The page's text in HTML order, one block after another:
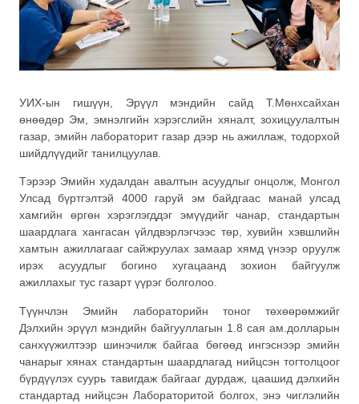
УИХ-ын гишүүн, Эрүүл мэндийн сайд Т.Мөнхсайхан
өнөөдөр Эм, эмнэлгийн хэрэгслийн хяналт, зохицуулалтын
газар, эмийн лабораторит газар дээр нь ажиллаж, тодорхой
шийдлүүдийг танилцуулав.
Тэрээр Эмийн худалдан авалтын асуудлыг онцолж, Монгол
Улсад бүртгэлтэй 4000 гаруй эм байдгаас манай улсад
хамгийн өргөн хэрэглэгддэг эмүүдийг чанар, стандартын
шаардлага хангасан үйлдвэрлэгчээс төр, хувийн хэвшлийн
хамтын ажиллагааг сайжруулах замаар хямд үнээр оруулж
ирэх асуудлыг богино хугацаанд зохион байгуулж
ажиллахыг тус газарт үүрэг болголоо.
Түүнчлэн Эмийн лабораторийн тоног төхөөрөмжийг
Дэлхийн эрүүл мэндийн байгууллагын 1.8 сая ам.долларын
санхүүжилтээр шинэчилж байгаа бөгөөд ингэснээр эмийн
чанарыг хянах стандартын шаардлагад нийцсэн тогтолцоог
бүрдүүлэх суурь тавигдаж байгааг дурдаж, цаашид дэлхийн
стандартад нийцсэн Лабораторитой болгох, энэ чиглэлийн